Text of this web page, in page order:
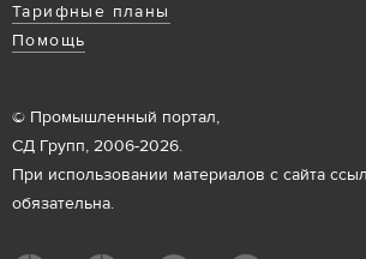
Тарифные планы
Помощь
© Промышленный портал,
СД Групп, 2006-2026.
При использовании материалов с сайта
обязательна.